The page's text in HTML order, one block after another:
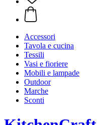
Accessori
Tavola e cucina
Tessili
Vasi e fioriere
Mobili e lampade
Outdoor
Marche
Sconti